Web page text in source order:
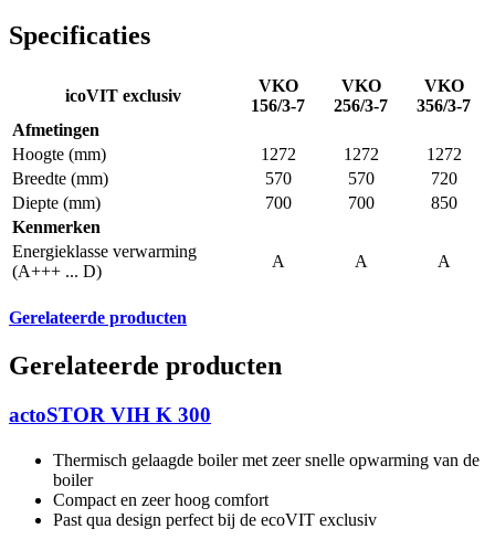
Specificaties
icoVIT exclusiv
VKO
156/3-7
VKO
256/3-7
VKO
356/3-7
Afmetingen
Hoogte (mm)
1272 1272
1272
Breedte (mm)
570 570
720
Diepte (mm)
700 700
850
Kenmerken
Energieklasse verwarming
(A+++ ... D)
A A A
Gerelateerde producten
Gerelateerde producten
actoSTOR VIH K 300
Thermisch gelaagde boiler met zeer snelle opwarming van de
boiler
Compact en zeer hoog comfort
Past qua design perfect bij de ecoVIT exclusiv